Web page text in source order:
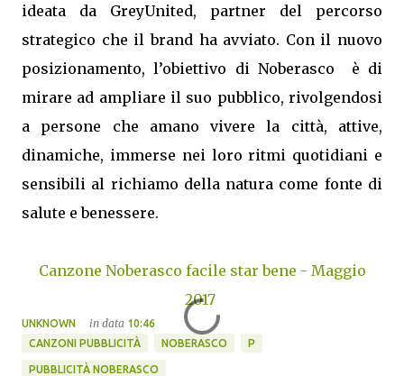
ideata da GreyUnited, partner del percorso
strategico che il brand ha avviato. Con il nuovo
posizionamento, l’obiettivo di Noberasco è di
mirare ad ampliare il suo pubblico, rivolgendosi
a persone che amano vivere la città, attive,
dinamiche, immerse nei loro ritmi quotidiani e
sensibili al richiamo della natura come fonte di
salute e benessere.
Canzone Noberasco facile star bene - Maggio
2017
UNKNOWN in data 10:46
CANZONI PUBBLICITÀ
NOBERASCO P
PUBBLICITÀ NOBERASCO